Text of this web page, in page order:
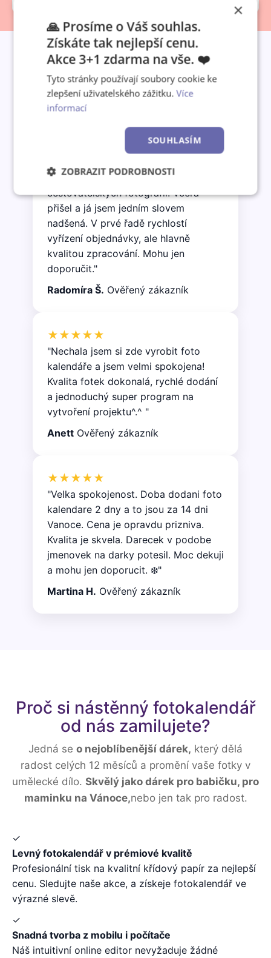
Co o nás říkají zákazníci
jako vánoční dárek synovi z jeho
cestovatelských fotografií. Včera
přišel a já jsem jedním slovem
nadšená. V prvé řadě rychlostí
vyřízení objednávky, ale hlavně
kvalitou zpracování. Mohu jen
doporučit."
Radomíra Š. Ověřený zákazník
★★★★★
"Nechala jsem si zde vyrobit foto
kalendáře a jsem velmi spokojena!
Kvalita fotek dokonalá, rychlé dodání
a jednoduchý super program na
vytvoření projektu^.^ "
Anett Ověřený zákazník
★★★★★
"Velka spokojenost. Doba dodani foto
kalendare 2 dny a to jsou za 14 dni
Vanoce. Cena je opravdu prizniva.
Kvalita je skvela. Darecek v podobe
jmenovek na darky potesil. Moc dekuji
a mohu jen doporucit. ❄️"
Martina H. Ověřený zákazník
Proč si nástěnný fotokalendář
od nás zamilujete?
Jedná se o nejoblíbenější dárek, který dělá
radost celých 12 měsíců a promění vaše fotky v
umělecké dílo. Skvělý jako dárek pro babičku, pro
maminku na Vánoce,nebo jen tak pro radost.
✓
Levný fotokalendář v prémiové kvalitě
Profesionální tisk na kvalitní křídový papír za nejlepší
cenu. Sledujte naše akce, a získeje fotokalendář ve
výrazné slevě.
✓
Snadná tvorba z mobilu i počítače
Náš intuitivní online editor nevyžaduje žádné
×
🙏 Prosíme o Váš souhlas.
Získáte tak nejlepší cenu.
Akce 3+1 zdarma na vše. ❤️
Tyto stránky používají soubory cookie ke
zlepšení uživatelského zážitku.Více
informací
SOUHLASÍM
ZOBRAZIT PODROBNOSTI
Nezbytně
nutné
soubory
Výkonové
soubory
Soubory
cílení
Funkční soubory
Nezařazené